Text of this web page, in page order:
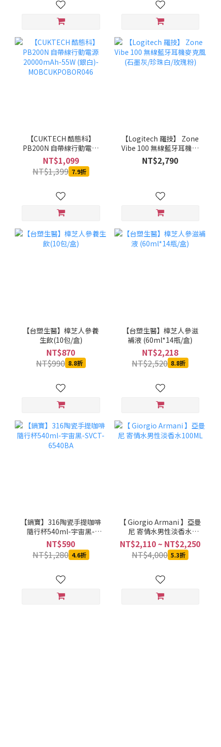
【CUKTECH 酷態科】
PB200N 自帶線行動電源
20000mAh-55W (銀白)-
MOBCUKPOBOR046
NT$1,099
NT$1,399 7.9折
【Logitech 羅技】 Zone
Vibe 100 無線藍牙耳機麥
克風(石墨灰/珍珠白/玫瑰
粉)
NT$2,790
【台塑生醫】樟芝人參養
生飲(10包/盒)
NT$870
NT$990 8.8折
【台塑生醫】樟芝人參滋
補液 (60ml*14瓶/盒)
NT$2,218
NT$2,520 8.8折
【鍋寶】316陶瓷手提咖啡
隨行杯540ml-宇宙黑-
SVCT-6540BA
NT$590
NT$1,280 4.6折
【 Giorgio Armani 】亞曼
尼 寄情水男性淡香水
100ML
NT$2,110 ~ NT$2,250
NT$4,000 5.3折